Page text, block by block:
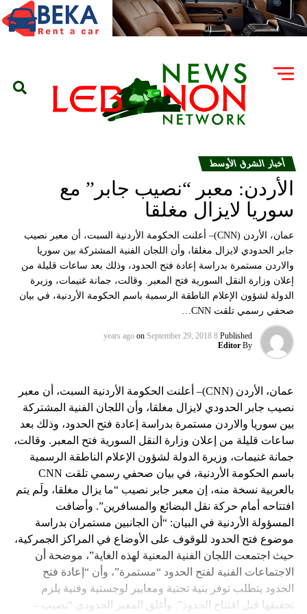
أخبار الشرق الأوسط
الأردن: معبر “نصيب جابر” مع
سوريا لايزال مغلقا
عمان، الأردن (CNN)– أعلنت الحكومة الأردنية السبت، أن معبر نصيب
جابر الحدودي لايزال مغلقا، وأن اللجان الفنية المشتركة بين سوريا
والاردن مستمرة بدراسة إعادة فتح الحدود، وذلك بعد ساعات قليلة من
إعلان وزارة النقل السورية فتح المعبر. وقالت، جمانة غنيمات، وزيرة
الدولة لشؤون الإعلام الناطقة الرسمية باسم الحكومة الأردنية، في بيان
صحفي رسمي تلقت CNN…
Published
8 years ago
on September 29, 2018
By
Editor
عمان، الأردن (CNN)– أعلنت الحكومة الأردنية السبت، أن معبر
نصيب جابر الحدودي لايزال مغلقا، وأن اللجان الفنية المشتركة
بين سوريا والاردن مستمرة بدراسة إعادة فتح الحدود، وذلك بعد
ساعات قليلة من إعلان وزارة النقل السورية فتح المعبر. وقالت،
جمانة غنيمات، وزيرة الدولة لشؤون الإعلام الناطقة الرسمية
باسم الحكومة الأردنية، في بيان صحفي رسمي تلقت CNN
بالعربية نسخة منه، إن معبر جابر نصيب “ما يزال مغلقا، ولَم يتم
افتتاحه أمام حركة نقل البضائع والمسافرين”. وأضافت
المسؤولة الأردنية في البيان: “أن الجانبين مستمران بدراسة
موضوع فتح الحدود للوقوف على الأوضاع في المراكز الجمركية،
حيث اجتمعت اللجان الفنية المعنية لهذه الغاية”، موضحة أن
الاجتماعات الفنية لفتح الحدود “مستمرة”، وأن “إعادة فتح
الحدود يتطلب توفر بنية تحتية ومعايير لوجستية وفنية يلزم
تحقيقها قبل افتتاح الحدود”. وأغلق المعبر الحدودي “نصيب –